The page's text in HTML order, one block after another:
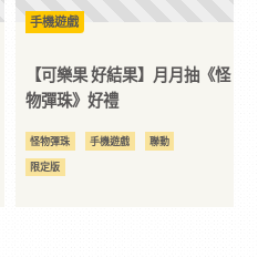
手機遊戲
【可樂果 好結果】月月抽《怪
物彈珠》好禮
怪物彈珠 手機遊戲 聯動
限定版